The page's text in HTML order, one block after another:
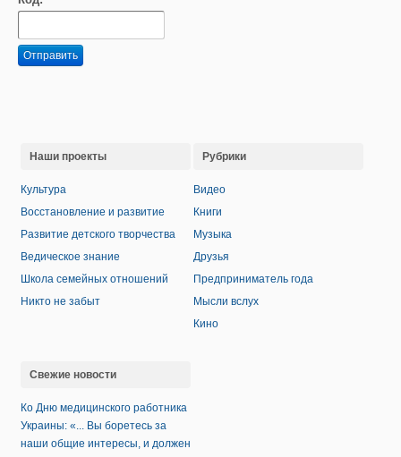
Отправить
Наши проекты
Культура
Восстановление и развитие
Развитие детского творчества
Ведическое знание
Школа семейных отношений
Никто не забыт
Рубрики
Видео
Книги
Музыка
Друзья
Предприниматель года
Мысли вслух
Кино
Свежие новости
Ко Дню медицинского работника
Украины: «... Вы боретесь за
наши общие интересы, и должен